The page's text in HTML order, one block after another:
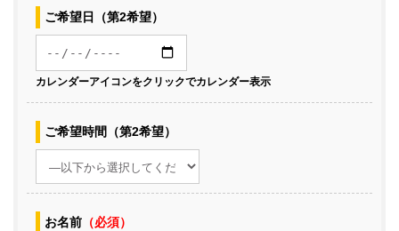
ご希望日（第2希望）
カレンダーアイコンをクリックでカレンダー表示
ご希望時間（第2希望）
お名前 （必須）